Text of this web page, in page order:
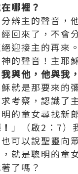
哪裡？
辨主的聲音，
回來了，不會
迎接主的再來
的聲音！主耶
與他，他與我
就是那要來的
考察，認識了
的童女尋找新
」（啟2：7）
可以說聖靈向
就是聰明的童
了嗎？